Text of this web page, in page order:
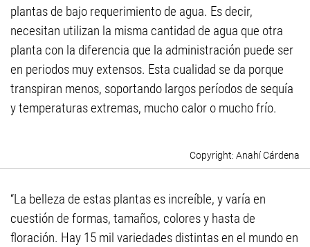
plantas de bajo requerimiento de agua. Es decir,
necesitan utilizan la misma cantidad de agua que otra
planta con la diferencia que la administración puede ser
en periodos muy extensos. Esta cualidad se da porque
transpiran menos, soportando largos períodos de sequía
y temperaturas extremas, mucho calor o mucho frío.
Anahí Cárdena
“La belleza de estas plantas es increíble, y varía en
cuestión de formas, tamaños, colores y hasta de
floración. Hay 15 mil variedades distintas en el mundo en